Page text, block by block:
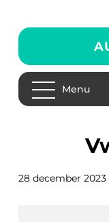
Menu
28 december 2023